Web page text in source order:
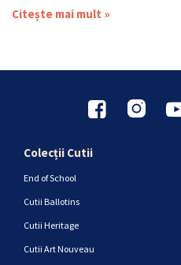
Citește mai mult »
Colecții Cutii
End of School
Cutii Ballotins
Cutii Heritage
Cutii Art Nouveau